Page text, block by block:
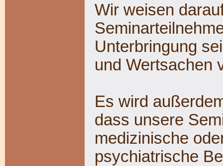
Wir weisen
Unterbringung
und Wertsachen
Es wird
dass unsere
medizinische
psychiatrische